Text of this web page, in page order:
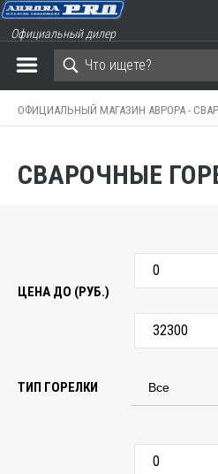
Официальный дилер
ОФИЦИАЛЬНЫЙ МАГАЗИН АВРОРА -
СВАРОЧНЫЕ
ЦЕНА ДО (РУБ.)
ТИП ГОРЕЛКИ